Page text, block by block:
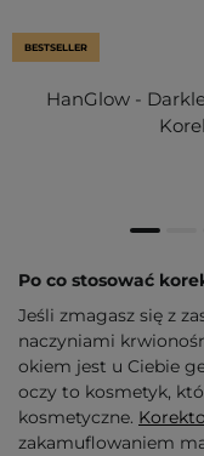
BESTSELLER
HanGlow -
Po co stosować
Jeśli zmagasz się z
naczyniami
okiem jest u Ciebie
oczy to kosmetyk,
kosmetyczne.
zakamuflowaniem